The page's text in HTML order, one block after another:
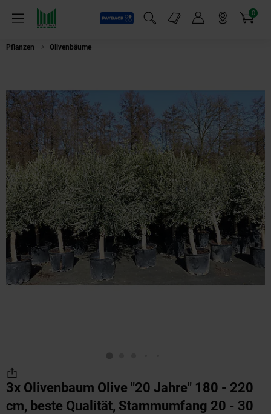
Menü
Payback
Suchfeld einblenden
Markt-Angebote 0
Artikel
Pflanzen Olivenbäume
3x Olivenbaum Olive "20 Jahre" 180 - 220
cm, beste Qualität, Stammumfang 20 - 30